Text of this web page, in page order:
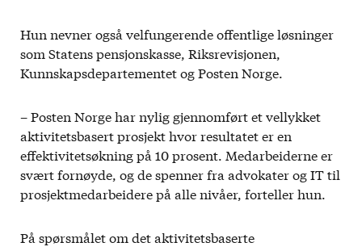
Hun nevner også velfungerende offentlige løsninger
som Statens pensjonskasse, Riksrevisjonen,
Kunnskapsdepartementet og Posten Norge.
– Posten Norge har nylig gjennomført et vellykket
aktivitetsbasert prosjekt hvor resultatet er en
effektivitetsøkning på 10 prosent. Medarbeiderne er
svært fornøyde, og de spenner fra advokater og IT til
prosjektmedarbeidere på alle nivåer, forteller hun.
På spørsmålet om det aktivitetsbaserte